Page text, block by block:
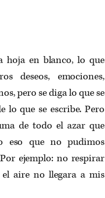
hoja en blanco, lo que
deseos, emociones,
pero se diga lo que se
lo que se escribe. Pero
de todo el azar que
eso que no pudimos
ejemplo: no respirar
aire no llegara a mis